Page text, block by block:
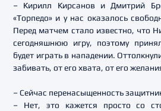
– Кирилл Кирсанов и Дмитрий
«Торпедо» и у нас оказалось
Перед матчем стало известно, что
сегодняшнюю игру, поэтому
будет играть в нападении.
забивать, от его хвата, от его
– Сейчас перенасыщенность
– Нет, это кажется просто со